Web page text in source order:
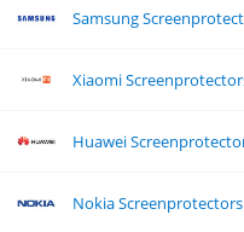
Samsung
Xiaomi
Huawei
Nokia Screenprotectors